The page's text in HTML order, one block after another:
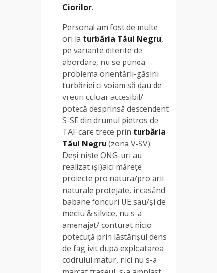
Ciorilor.
Personal am fost de multe
ori la turbăria Tăul Negru,
pe variante diferite de
abordare, nu se punea
problema orientării-găsirii
turbăriei ci voiam să dau de
vreun culoar accesibil/
potecă desprinsă descendent
S-SE din drumul pietros de
TAF care trece prin turbăria
Tăul Negru (zona V-SV).
Deși niște ONG-uri au
realizat (și)aici mărețe
proiecte pro natura/pro arii
naturale protejate, incasând
babane fonduri UE sau/și de
mediu & silvice, nu s-a
amenajat/ conturat nicio
potecuță prin lăstărișul dens
de fag ivit după exploatarea
codrului matur, nici nu s-a